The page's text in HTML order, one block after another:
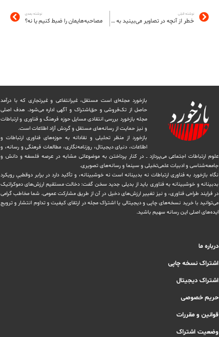
نوشته قبلی
خطر از آنچه در تصاویر می‌بینید به شما نزدیک‌تر است
نوشته بعدی
مصاحبه‌هایمان را ضبط کنیم یا نه؟
بازخورد مجله‌ای است مستقل، غیرانتفاعی و غیرتجاری که با درآمد
حاصل از تک‌فروشی و حق‌اشتراک و آگهی اداره می‌شود. ‏هدف اصلی
مجله بازخورد بررسی انتقادی مسایل حوزه فرهنگ و فناوری و ارتباطات
و نیز حمایت از رسانه‌های مستقل و‌ گردش ‏آزاد اطلاعات است.
بازخورد از منظر تحلیلی و نقادانه به حوزه‌های فناوری ارتباطات و
اطلاعات، دنیای دیجیتال، روزنامه‌نگاری، ‏مطالعات فرهنگی و رسانه، و
علوم ارتباطات اجتماعی می‌پردازد ــ در کنار پرداختن به موضوعاتی مشابه در عرصه فلسفه و دانش و
‏جامعه‌شناسی و ادبیات علمی‌تخیلی و سینما و رسانه‌های تصویری.
نگاه بازخورد به فناوری ارتباطات نه بدبینانه است نه خوشبینانه، و تأکید دارد ‏در برابر دوقطبیِ رویکرد
بدبینانه و خوشبینانه به فناوری باید از بدیلی جدید سخن گفت: دخالت مستقیم ارزش‌های دموکراتیک
در ‏فرایند طراحی فناوری، و نیز تغییر ارزش‌های دخيل در آن از طریق مشاركت عمومی. شما مخاطب گرامی
می‌توانید با خرید نسخه‌های چاپی و دیجیتالی یا ‏اشتراک مجله در ارتقای کیفیت و تداوم انتشار و ترویج
ایده‌های اصلی این رسانه سهیم باشید.
درباره ما
اشتراک نسخه چاپی
اشتراک دیجیتال
حریم خصوصی
قوانین و مقررات
وضعیت اشتراک